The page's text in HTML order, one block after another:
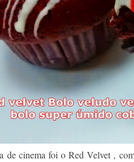
de cinema foi o Red Velvet ,